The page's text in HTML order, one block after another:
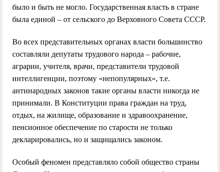
было и быть не могло. Государственная власть в стране
была единой – от сельского до Верховного Совета СССР.
Во всех представительных органах власти большинство
составляли депутаты трудового народа – рабочие,
аграрии, учителя, врачи, представители трудовой
интеллигенции, поэтому «непопулярных», т.е.
антинародных законов такие органы власти никогда не
принимали. В Конституции права граждан на труд,
отдых, на жилище, образование и здравоохранение,
пенсионное обеспечение по старости не только
декларировались, но и защищались законом.
Особый феномен представляло собой общество страны